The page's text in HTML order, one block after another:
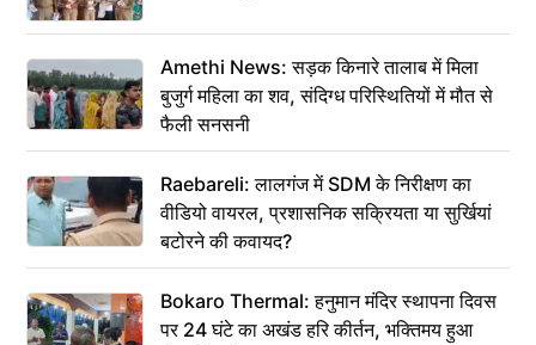
Amethi News: सड़क किनारे तालाब में मिला
बुजुर्ग महिला का शव, संदिग्ध परिस्थितियों में मौत से
फैली सनसनी
Raebareli: लालगंज में SDM के निरीक्षण का
वीडियो वायरल, प्रशासनिक सक्रियता या सुर्खियां
बटोरने की कवायद?
Bokaro Thermal: हनुमान मंदिर स्थापना दिवस
पर 24 घंटे का अखंड हरि कीर्तन, भक्तिमय हुआ